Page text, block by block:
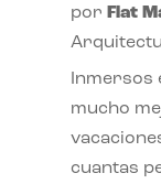
por Flat
Inmersos
mucho
cuantas